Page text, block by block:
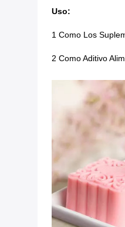
Uso:
1 Como Los
2 Como Aditivo